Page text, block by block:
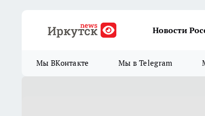
Новости
Мы ВКонтакте Мы в Telegram